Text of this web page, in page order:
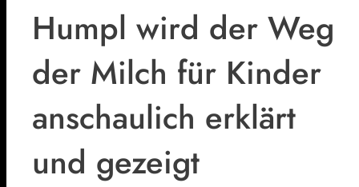
Humpl wird der Weg
der Milch für Kinder
anschaulich erklärt
und gezeigt